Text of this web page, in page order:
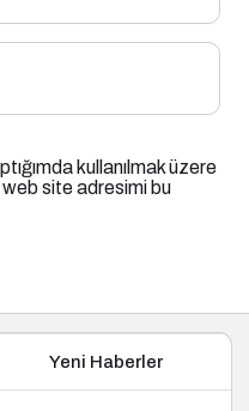
kullanılmak üzere
web site adresimi bu
Yeni Haberler